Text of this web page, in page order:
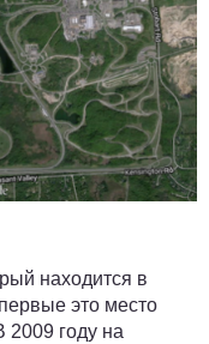
находится в
это место
2009 году на